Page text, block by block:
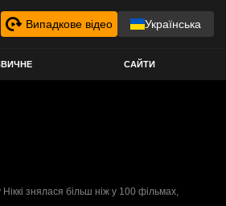
Випадкове відео Українська
САЙТИ
знялася більш ніж у 100 фільмах,